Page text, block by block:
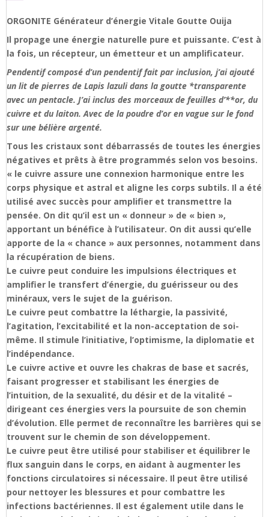
ORGONITE Générateur d’énergie Vitale Goutte Ouija
Il propage une énergie naturelle pure et puissante. C’est à
la fois, un récepteur, un émetteur et un amplificateur.
Pendentif composé d’un pendentif fait par inclusion, j’ai ajouté
un lit de pierres de Lapis lazuli dans la goutte *transparente
avec un pentacle. J’ai inclus des morceaux de feuilles d’**or, du
cuivre et du laiton. Avec de la poudre d’or en vague sur le fond
sur une bélière argenté.
Tous les cristaux sont débarrassés de toutes les énergies
négatives et prêts à être programmés selon vos besoins.
« le cuivre assure une connexion harmonique entre les
corps physique et astral et aligne les corps subtils. Il a été
utilisé avec succès pour amplifier et transmettre la
pensée. On dit qu’il est un « donneur » de « bien »,
apportant un bénéfice à l’utilisateur. On dit aussi qu’elle
apporte de la « chance » aux personnes, notamment dans
la récupération de biens.
Le cuivre peut conduire les impulsions électriques et
amplifier le transfert d’énergie, du guérisseur ou des
minéraux, vers le sujet de la guérison.
Le cuivre peut combattre la léthargie, la passivité,
l’agitation, l’excitabilité et la non-acceptation de soi-
même. Il stimule l’initiative, l’optimisme, la diplomatie et
l’indépendance.
Le cuivre active et ouvre les chakras de base et sacrés,
faisant progresser et stabilisant les énergies de
l’intuition, de la sexualité, du désir et de la vitalité –
dirigeant ces énergies vers la poursuite de son chemin
d’évolution. Elle permet de reconnaître les barrières qui se
trouvent sur le chemin de son développement.
Le cuivre peut être utilisé pour stabiliser et équilibrer le
flux sanguin dans le corps, en aidant à augmenter les
fonctions circulatoires si nécessaire. Il peut être utilisé
pour nettoyer les blessures et pour combattre les
infections bactériennes. Il est également utile dans le